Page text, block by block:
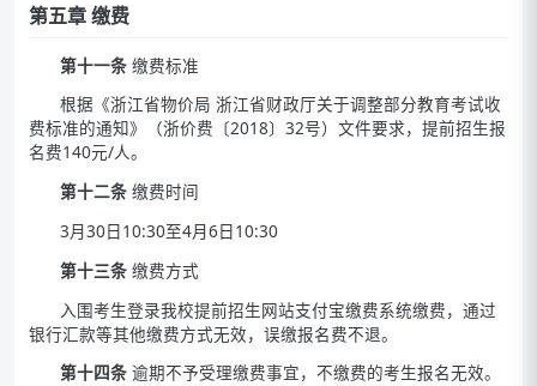
第五章 缴费
第十一条缴费标准
根据《浙江省物价局 浙江省财政厅关于调整部分教育考试收
费标准的通知》（浙价费〔2018〕32号）文件要求，提前招生报
名费140元/人。
第十二条缴费时间
3月30日10:30至4月6日10:30
第十三条缴费方式
入围考生登录我校提前招生网站支付宝缴费系统缴费，通过
银行汇款等其他缴费方式无效，误缴报名费不退。
第十四条逾期不予受理缴费事宜，不缴费的考生报名无效。